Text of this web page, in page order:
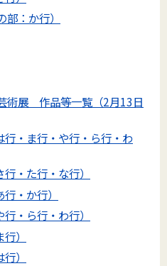
：か行）
術展 作品等一覧（2月13日
・ま行・や行・ら行・わ
・た行・な行）
・か行）
・ら行・わ行）
）
）